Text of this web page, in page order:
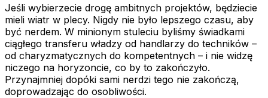
Jeśli wybierzecie drogę ambitnych projektów, będziecie
mieli wiatr w plecy. Nigdy nie było lepszego czasu, aby
być nerdem. W minionym stuleciu byliśmy świadkami
ciągłego transferu władzy od handlarzy do techników –
od charyzmatycznych do kompetentnych – i nie widzę
niczego na horyzoncie, co by to zakończyło.
Przynajmniej dopóki sami nerdzi tego nie zakończą,
doprowadzając do osobliwości.